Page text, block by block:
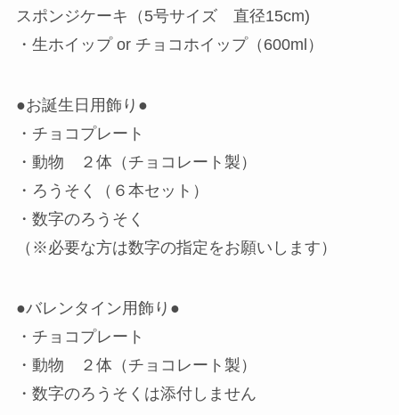
スポンジケーキ（5号サイズ 直径15cm)
・生ホイップ or チョコホイップ（600ml）
●お誕生日用飾り●
・チョコプレート
・動物 ２体（チョコレート製）
・ろうそく（６本セット）
・数字のろうそく
（※必要な方は数字の指定をお願いします）
●バレンタイン用飾り●
・チョコプレート
・動物 ２体（チョコレート製）
・数字のろうそくは添付しません